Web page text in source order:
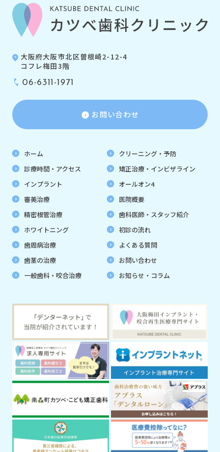
大阪府大阪市北区曽根崎2-12-4
コフレ梅田3階
06-6311-1971
お問い合わせ
ホーム
診療時間・アクセス
インプラント
審美治療
精密根管治療
ホワイトニング
歯周病治療
歯茎の治療
一般歯科・咬合治療
クリーニング・予防
矯正治療・インビザライン
オールオン4
医院概要
歯科医師・スタッフ紹介
初診の流れ
よくある質問
お問い合わせ
お知らせ・コラム